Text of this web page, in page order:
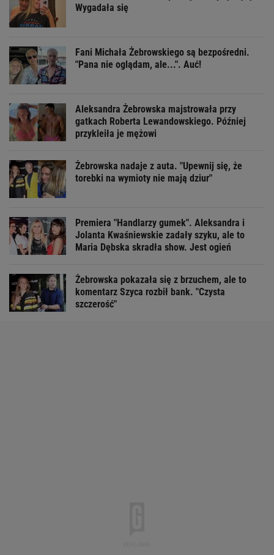
Wygadała się
Fani Michała Żebrowskiego są bezpośredni.
"Pana nie oglądam, ale...". Auć!
Aleksandra Żebrowska majstrowała przy
gatkach Roberta Lewandowskiego. Później
przykleiła je mężowi
Żebrowska nadaje z auta. "Upewnij się, że
torebki na wymioty nie mają dziur"
Premiera "Handlarzy gumek". Aleksandra i
Jolanta Kwaśniewskie zadały szyku, ale to
Maria Dębska skradła show. Jest ogień
Żebrowska pokazała się z brzuchem, ale to
komentarz Szyca rozbił bank. "Czysta
szczerość"